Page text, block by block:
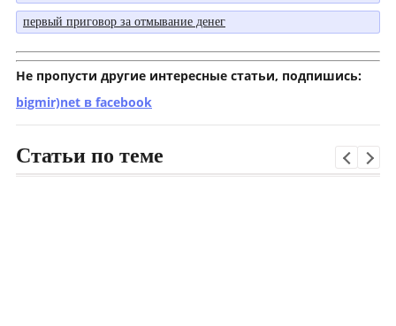
первый приговор за отмывание денег
Не пропусти другие интересные статьи, подпишись:
bigmir)net в facebook
Статьи по теме